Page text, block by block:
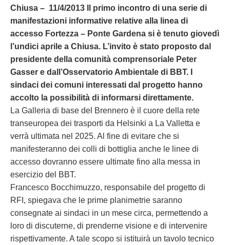
Chiusa – 11/4/2013 Il primo incontro di una serie di
manifestazioni informative relative alla linea di
accesso Fortezza – Ponte Gardena si è tenuto giovedì
l’undici aprile a Chiusa. L’invito è stato proposto dal
presidente della comunità comprensoriale Peter
Gasser e dall’Osservatorio Ambientale di BBT. I
sindaci dei comuni interessati dal progetto hanno
accolto la possibilità di informarsi direttamente.
La Galleria di base del Brennero è il cuore della rete
transeuropea dei trasporti da Helsinki a La Valletta e
verrà ultimata nel 2025. Al fine di evitare che si
manifesteranno dei colli di bottiglia anche le linee di
accesso dovranno essere ultimate fino alla messa in
esercizio del BBT.
Francesco Bocchimuzzo, responsabile del progetto di
RFI, spiegava che le prime planimetrie saranno
consegnate ai sindaci in un mese circa, permettendo a
loro di discuterne, di prenderne visione e di intervenire
rispettivamente. A tale scopo si istituirà un tavolo tecnico